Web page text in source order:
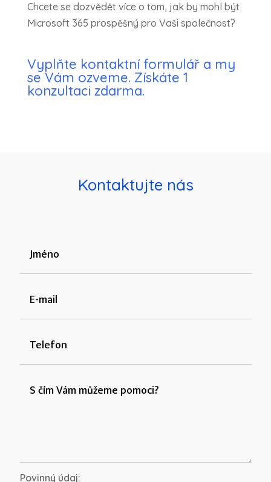
Chcete se dozvědět více o tom, jak by mohl být
Microsoft 365 prospěšný pro Vaši společnost?
Vyplňte kontaktní formulář a my
se Vám ozveme. Získáte 1
konzultaci zdarma.
Kontaktujte nás
Povinný údaj: